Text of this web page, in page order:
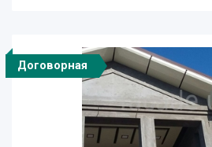
Договорная